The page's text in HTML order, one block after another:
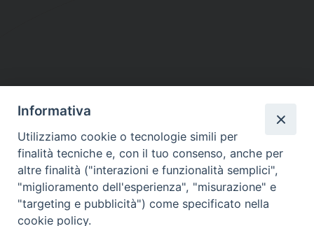
DIOCESI SUBURBICARIA DI ALBANO
Contatti:Tel.: 06.93268401 - Fax.: 06.9323844
E-mail:curia@diocesidialbano.it
Orari: dal Lunedì al Venerdì Ore: 9:00 - 13:00
Informativa
Utilizziamo cookie o tecnologie simili per
finalità tecniche e, con il tuo consenso, anche per
altre finalità ("interazioni e funzionalità semplici",
"miglioramento dell'esperienza", "misurazione" e
"targeting e pubblicità") come specificato nella
cookie policy.